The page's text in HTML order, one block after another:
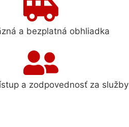
a bezplatná obhliadka
a zodpovednosť za služby